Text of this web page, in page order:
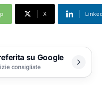
X
su Google
consigliate